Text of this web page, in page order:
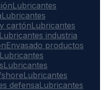
Lubricantes
Lubricantes
cartónLubricantes
Lubricantes industria
Envasado productos
Lubricantes
Lubricantes
Lubricantes
defensaLubricantes